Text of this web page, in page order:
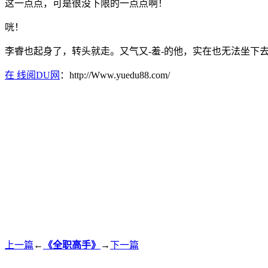
这一点点，可是很没下限的一点点啊！
咣！
李睿也起身了，转头就走。又气又-羞-的他，实在也无法坐下
在 线阅DU网 ：http://Www.yuedu88.com/
上一篇 ← 《全职高手》 →下一篇